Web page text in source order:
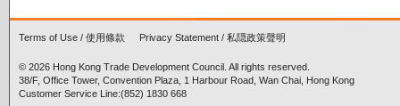
Terms of Use / 使用條款 Privacy Statement / 私隠政策聲明
© 2026 Hong Kong Trade Development Council. All rights reserved.
38/F, Office Tower, Convention Plaza, 1 Harbour Road, Wan Chai, Hong Kong
Customer Service Line:(852) 1830 668